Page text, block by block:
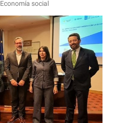
Economía social